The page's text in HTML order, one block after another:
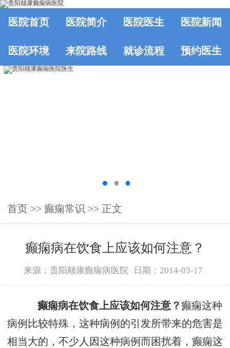
医院首页 医院简介 医院医生 医院新闻
医院环境 来院路线 就诊流程 预约医生
首页 >> 癫痫常识 >> 正文
癫痫病在饮食上应该如何注意？
来源：贵阳颠康癫痫病医院 日期：2014-03-17
癫痫病在饮食上应该如何注意？癫痫这种
病例比较特殊，这种病例的引发所带来的危害是
相当大的，不少人因这种病例而困扰着，癫痫这